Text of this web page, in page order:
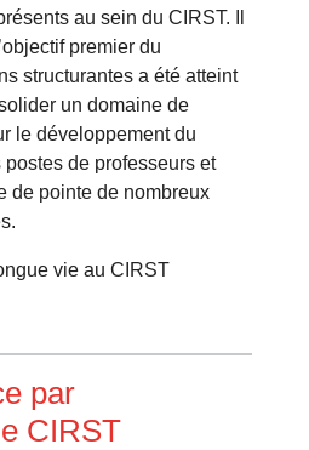
au sein du CIRST. Il
premier du
structurantes a été atteint
un domaine de
le développement du
de professeurs et
de pointe de nombreux
vie au CIRST
par
CIRST